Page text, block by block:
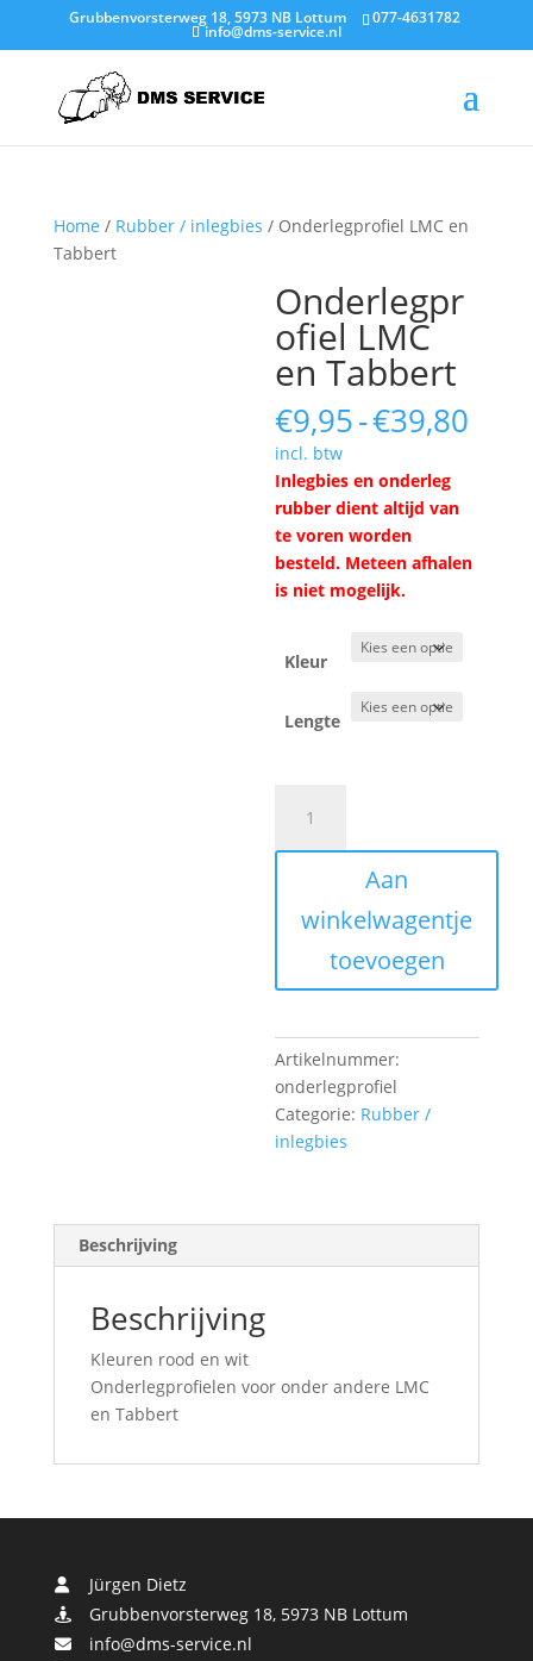
Grubbenvorsterweg 18, 5973 NB Lottum 077-4631782
info@dms-service.nl
Home / Rubber / inlegbies / Onderlegprofiel LMC en
Tabbert
Onderlegpr
ofiel LMC
en Tabbert
€9,95-€39,80
incl. btw
Inlegbies en onderleg
rubber dient altijd van
te voren worden
besteld. Meteen afhalen
is niet mogelijk.
Kleur
Lengte
en
aantal
Aan
winkelwagentje
toevoegen
Artikelnummer:
onderlegprofiel
Categorie: Rubber /
inlegbies
Beschrijving
Beschrijving
Kleuren rood en wit
Onderlegprofielen voor onder andere LMC
en Tabbert
Jürgen Dietz
Grubbenvorsterweg 18, 5973 NB Lottum
info@dms-service.nl